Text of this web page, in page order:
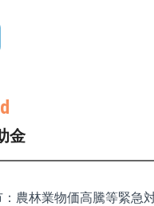
金
農林業物価高騰等緊急